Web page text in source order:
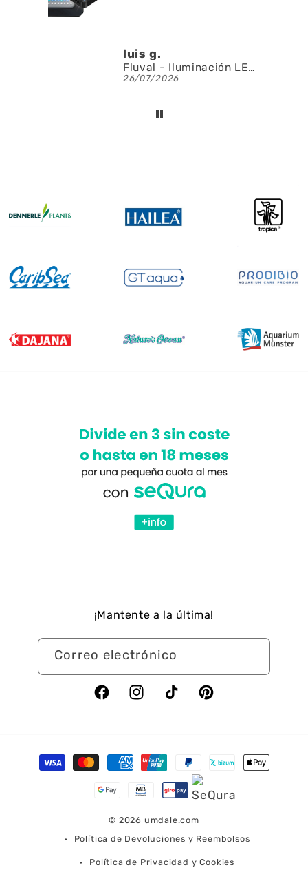
luis g.
Fluval - Iluminación LED Nano Reef 4.0 de 25W
26/07/2026
¡Mantente a la última!
Correo electrónico
FacebookInstagramTikTok Pinterest
Formas
de
© 2026 umdale.com
Política de Devoluciones y Reembolsos
Política de Privacidad y Cookies